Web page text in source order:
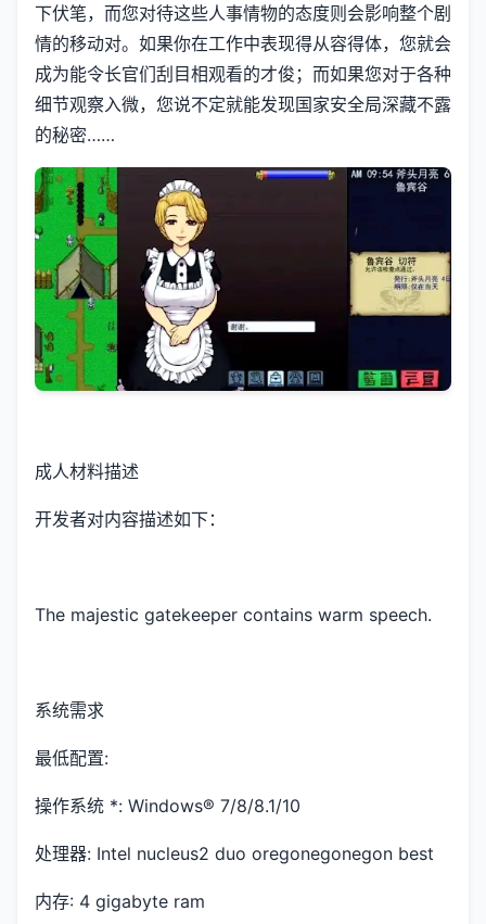
下伏笔，而您对待这些人事情物的态度则会影响整个剧
情的移动对。如果你在工作中表现得从容得体，您就会
成为能令长官们刮目相观看的才俊；而如果您对于各种
细节观察入微，您说不定就能发现国家安全局深藏不露
的秘密……
成人材料描述
开发者对内容描述如下：
The majestic gatekeeper contains warm speech.
系统需求
最低配置:
操作系统 *: Windows® 7/8/8.1/10
处理器: Intel nucleus2 duo oregonegonegon best
内存: 4 gigabyte ram